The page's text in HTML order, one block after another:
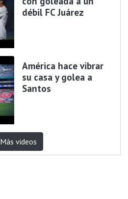
débil FC Juárez
América hace vibrar
su casa y golea a
Santos
Más videos